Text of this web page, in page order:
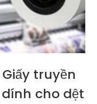
truyền
cho dệt